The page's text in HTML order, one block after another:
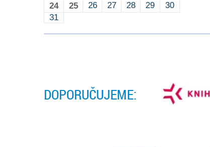
24
25 26 27 28 29
30
31
DOPORUČUJEME: